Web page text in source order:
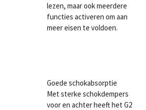
lezen, maar ook meerdere
functies activeren om aan
meer eisen te voldoen.
Goede schokabsorptie
Met sterke schokdempers
voor en achter heeft het G2